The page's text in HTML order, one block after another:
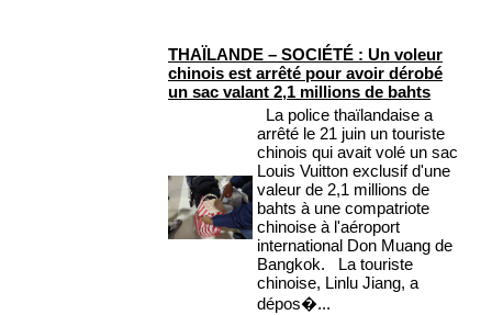
THAÏLANDE – SOCIÉTÉ : Un voleur
chinois est arrêté pour avoir dérobé
un sac valant 2,1 millions de bahts
La police thaïlandaise a
arrêté le 21 juin un touriste
chinois qui avait volé un sac
Louis Vuitton exclusif d'une
valeur de 2,1 millions de
bahts à une compatriote
chinoise à l'aéroport
international Don Muang de
Bangkok. La touriste
chinoise, Linlu Jiang, a
dépos�...